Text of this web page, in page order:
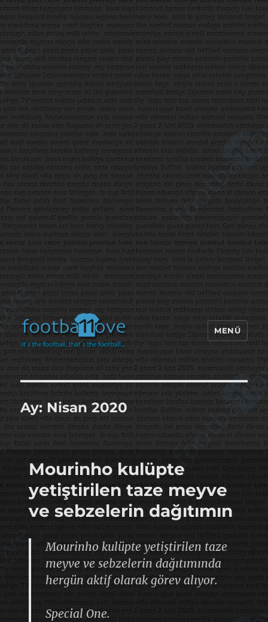
footbaLLove
MENÜ
Ay: Nisan 2020
Mourinho kulüpte
yetiştirilen taze meyve
ve sebzelerin dağıtımın
Mourinho kulüpte yetiştirilen taze
meyve ve sebzelerin dağıtımında
hergün aktif olarak görev alıyor.
Special One.